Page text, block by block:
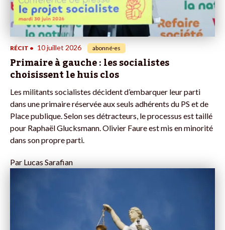
RÉCIT • 10 juillet 2026 abonné·es
Primaire à gauche : les socialistes
choisissent le huis clos
Les militants socialistes décident d’embarquer leur parti
dans une primaire réservée aux seuls adhérents du PS et de
Place publique. Selon ses détracteurs, le processus est taillé
pour Raphaël Glucksmann. Olivier Faure est mis en minorité
dans son propre parti.
Par Lucas Sarafian